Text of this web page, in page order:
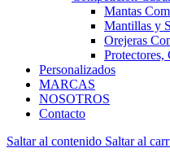
Mantas
Mantillas y
Orejeras
Protectores,
Personalizados
MARCAS
NOSOTROS
Contacto
Saltar al contenido Saltar al